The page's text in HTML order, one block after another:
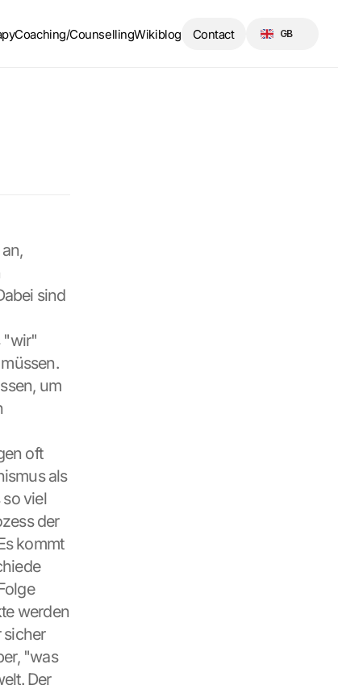
sind
"wir"
um
oft
als
viel
der
kommt
werden
sicher
"was
Der
Coaching/CounsellingWikiblog Contact GB